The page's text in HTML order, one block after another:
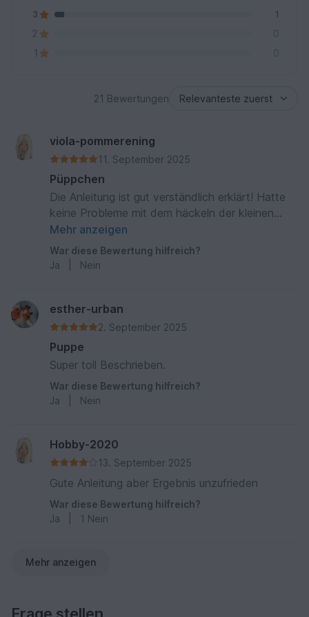
3
1
2
0
1
0
21 Bewertungen
viola-pommerening
11. September 2025
Püppchen
Die Anleitung ist gut verständlich erklärt! Hatte
keine Probleme mit dem häckeln der kleinen
Schönheit! Ging auch relativ schnell!
Mehr anzeigen
War diese Bewertung hilfreich?
Ja
Nein
esther-urban
2. September 2025
Puppe
Super toll Beschrieben.
War diese Bewertung hilfreich?
Ja
Nein
Hobby-2020
13. September 2025
Gute Anleitung aber Ergebnis unzufrieden
War diese Bewertung hilfreich?
Ja
1 Nein
Mehr anzeigen